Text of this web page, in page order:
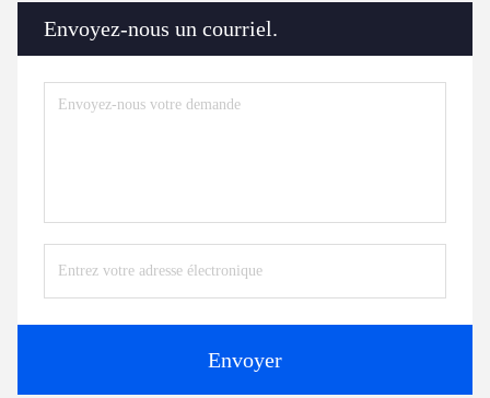
Envoyez-nous un courriel.
Envoyer